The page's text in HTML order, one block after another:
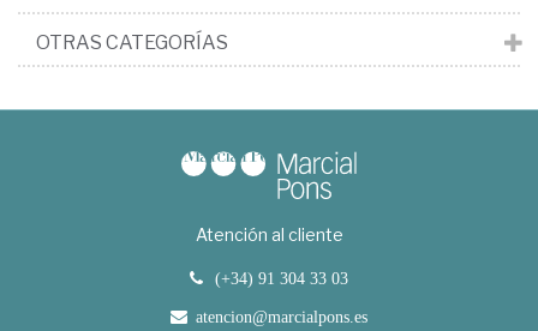
OTRAS CATEGORÍAS
Atención al cliente
(+34) 91 304 33 03
atencion@marcialpons.es